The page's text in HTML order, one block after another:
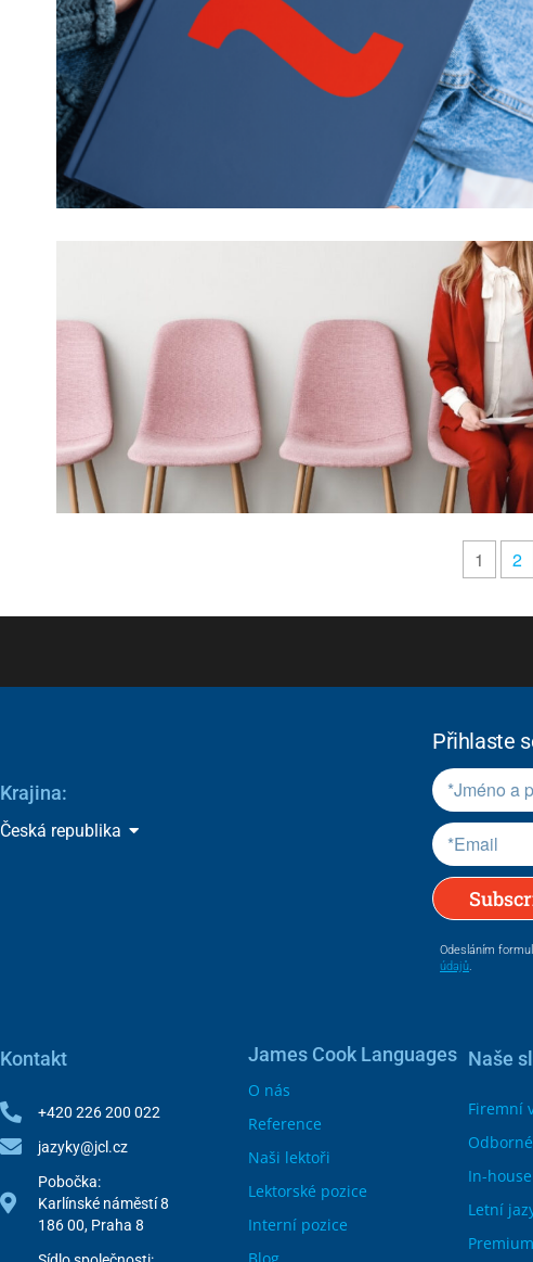
1 2
Krajina:
Česká republika
Přihlaste
Odesláním
údajů.
Kontakt
+420 226 200 022
jazyky@jcl.cz
Pobočka:
Karlínské náměstí 8
186 00, Praha 8
James Cook Languages
O nás
Reference
Naši lektoři
Lektorské pozice
Interní pozice
Naše
Firemní
In-
Letní